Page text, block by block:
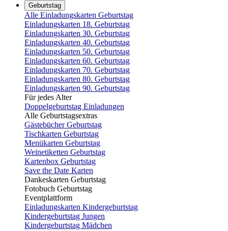
Geburtstag
Alle Einladungskarten Geburtstag
Einladungskarten 18. Geburtstag
Einladungskarten 30. Geburtstag
Einladungskarten 40. Geburtstag
Einladungskarten 50. Geburtstag
Einladungskarten 60. Geburtstag
Einladungskarten 70. Geburtstag
Einladungskarten 80. Geburtstag
Einladungskarten 90. Geburtstag
Für jedes Alter
Doppelgeburtstag Einladungen
Alle Geburtstagsextras
Gästebücher Geburtstag
Tischkarten Geburtstag
Menükarten Geburtstag
Weinetiketten Geburtstag
Kartenbox Geburtstag
Save the Date Karten
Dankeskarten Geburtstag
Fotobuch Geburtstag
Eventplattform
Einladungskarten Kindergeburtstag
Kindergeburtstag Jungen
Kindergeburtstag Mädchen